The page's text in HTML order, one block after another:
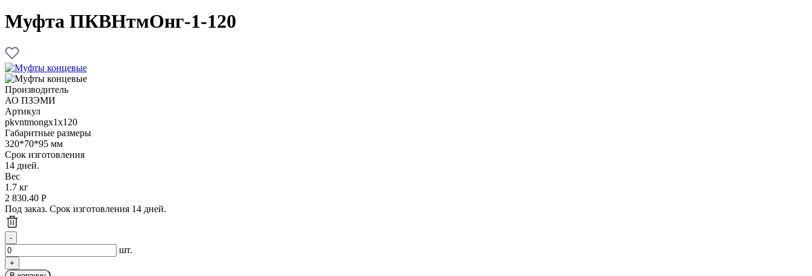
Муфта ПКВНтмОнг-1-120
Производитель
АО ПЗЭМИ
Артикул
pkvntmongx1x120
Габаритные размеры
320*70*95 мм
Срок изготовления
14 дней.
Вес
1.7 кг
2 830.40 Р
Под заказ. Срок изготовления 14 дней.
шт.